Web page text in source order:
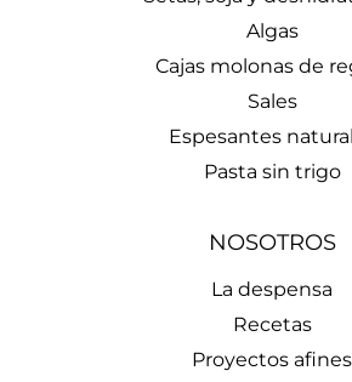
Algas
Cajas molonas de
Sales
Espesantes
Pasta sin trigo
NOSOTROS
La despensa
Recetas
Proyectos afines